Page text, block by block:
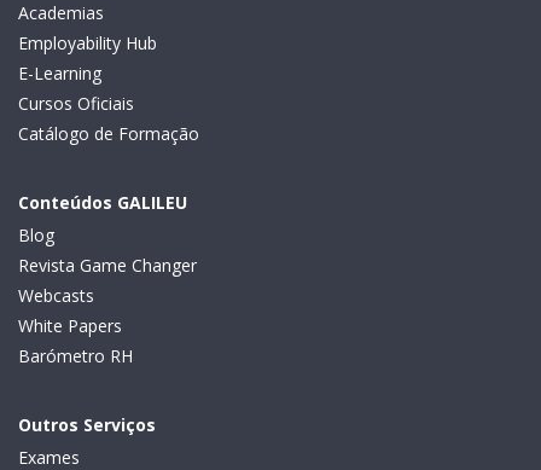
Academias
Employability Hub
E-Learning
Cursos Oficiais
Catálogo de Formação
Conteúdos GALILEU
Blog
Revista Game Changer
Webcasts
White Papers
Barómetro RH
Outros Serviços
Exames